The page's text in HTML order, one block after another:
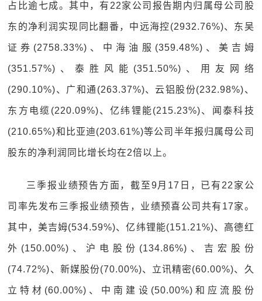
占比逾七成。其中，有22家公司报告期内归属母公司股
东的净利润实现同比翻番，中远海控(2932.76%)、东吴
证券(2758.33%)、中海油服(359.48%)、美吉姆
(351.57%)、泰胜风能(351.50%)、用友网络
(290.10%)、广和通(263.37%)、云铝股份(232.98%)、
东方电缆(220.09%)、亿纬锂能(215.23%)、闻泰科技
(210.65%)和比亚迪(203.61%)等公司半年报归属母公司
股东的净利润同比增长均在2倍以上。
三季报业绩预告方面，截至9月17日，已有22家公
司率先发布三季报业绩预告，业绩预喜公司共有17家。
其中，美吉姆(534.59%)、亿纬锂能(151.21%)、高德红
外(150.00%)、沪电股份(134.86%)、吉宏股份
(74.72%)、新媒股份(70.00%)、立讯精密(60.00%)、久
立特材(60.00%)、中南建设(50.00%)和应流股份